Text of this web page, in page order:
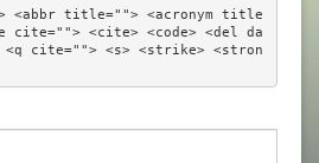
<abbr title=""> <acronym title
cite=""> <cite> <code> <del da
<q cite=""> <s> <strike> <stron